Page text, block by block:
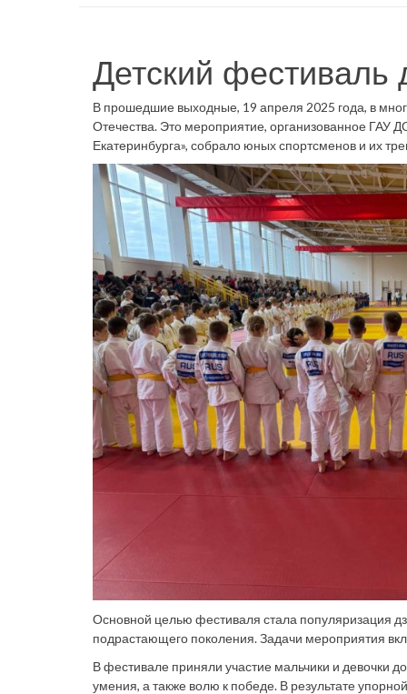
Детский фестиваль
В прошедшие выходные, 19 апреля 2025 года, в
Отечества. Это мероприятие, организованное
Екатеринбурга», собрало юных спортсменов и их
Основной целью фестиваля стала популяризация
подрастающего поколения. Задачи мероприятия
В фестивале приняли участие мальчики и девочки
умения, а также волю к победе. В результате